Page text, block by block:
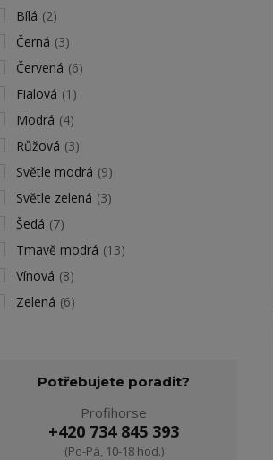
Bílá (2)
Černá (3)
Červená (6)
Fialová (1)
Modrá (4)
Růžová (3)
Světle modrá (9)
Světle zelená (3)
Šedá (7)
Tmavě modrá (13)
Vínová (8)
Zelená (6)
Potřebujete poradit?
Profihorse
+420 734 845 393
(Po-Pá, 10-18 hod.)